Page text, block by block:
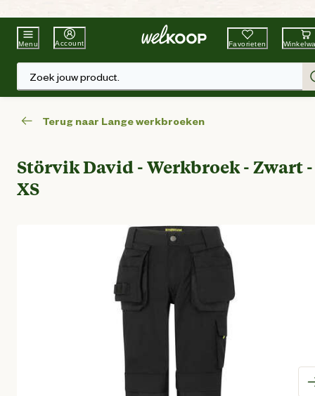
Beste WinkelketenTuin & Dier
Menu Account Favorieten
Zoek jouw product.
Terug naar Lange werkbroeken
Störvik David - Werkbroek - Zwart -
XS